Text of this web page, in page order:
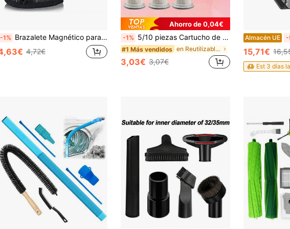
-1% Brazalete Magnético para Herramientas para Sostener Tornillos y Clavos, Regalo de Gadget Genial para Papá, Esposo, Electricista
4,72€
Ahorro de 0,04€
-1% 5/10 piezas Cartucho de filtro reutilizable y lavable para aspiradora inalámbrica de coche, material de plástico, adecuado para modelos específicos, sin batería, cartucho de filtro de esponja ciclónica, aplicable para la serie V8
#1 Más vendidos en Reutilizable Accesorios para herramientas
3,03€ 3,07€
Almacén UE -
15,71€
Est 3 días